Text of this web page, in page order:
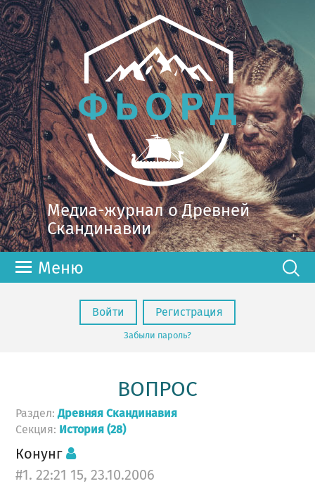
Медиа-журнал о Древней
Скандинавии
Меню
Войти Регистрация
Забыли пароль?
ВОПРОС
Раздел:Древняя Скандинавия
Секция: История (28)
Конунг
#1. 22:21 15, 23.10.2006